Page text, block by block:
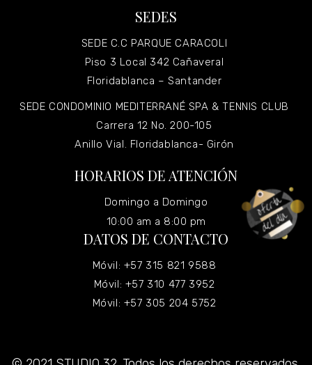
SEDES
SEDE C.C PARQUE CARACOLI
Piso 3 Local 342 Cañaveral
Floridablanca – Santander
SEDE CONDOMINIO MEDITERRANÉ SPA & TENNIS CLUB
Carrera 12 No. 200-105
Anillo Vial. Floridablanca- Girón
HORARIOS DE ATENCIÓN
Domingo a Domingo
10:00 am a 8:00 pm
DATOS DE CONTACTO
Móvil: +57 315 821 9588
Móvil: +57 310 477 3952
Móvil: +57 305 204 5752